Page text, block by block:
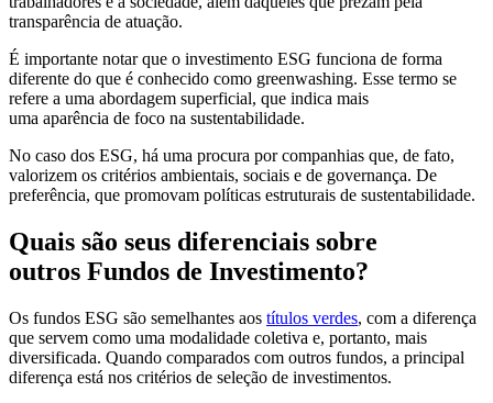
transparência de atuação.
É importante notar que o investimento ESG funciona de forma
diferente do que é conhecido como greenwashing. Esse termo se
refere a uma abordagem superficial, que indica mais
uma aparência de foco na sustentabilidade.
No caso dos ESG, há uma procura por companhias que, de fato,
valorizem os critérios ambientais, sociais e de governança. De
preferência, que promovam políticas estruturais de sustentabilidade.
Quais são seus diferenciais sobre
outros Fundos de Investimento?
Os fundos ESG são semelhantes aos títulos verdes, com a diferença
que servem como uma modalidade coletiva e, portanto, mais
diversificada. Quando comparados com outros fundos, a principal
diferença está nos critérios de seleção de investimentos.